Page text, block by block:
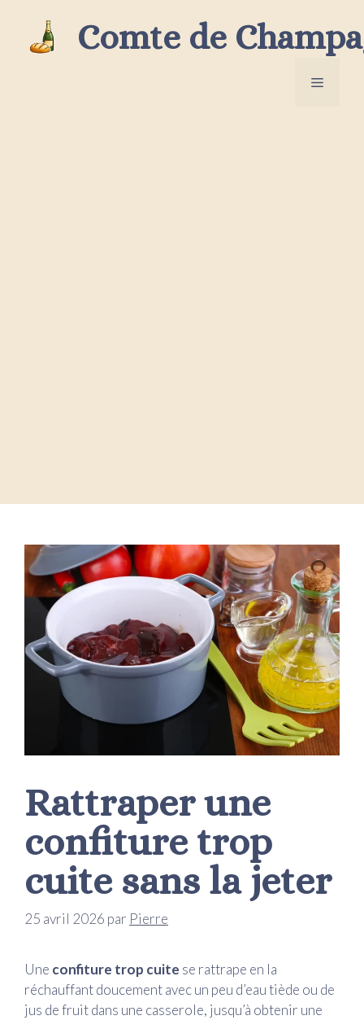
contenu
Comte de
Menu
Rattraper une
confiture trop
cuite sans la jeter
25 avril 2026 par Pierre
Une confiture trop cuite se rattrape en la
réchauffant doucement avec un peu d’eau tiède ou de
jus de fruit dans une casserole, jusqu’à obtenir une